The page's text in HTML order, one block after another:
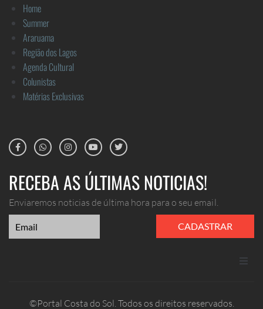
Home
Summer
Araruama
Região dos Lagos
Agenda Cultural
Colunistas
Matérias Exclusivas
RECEBA AS ÚLTIMAS NOTICIAS!
Enviaremos noticias de última hora para o seu email.
CADASTRAR
©Portal Costa do Sol. Todos os direitos reservados.